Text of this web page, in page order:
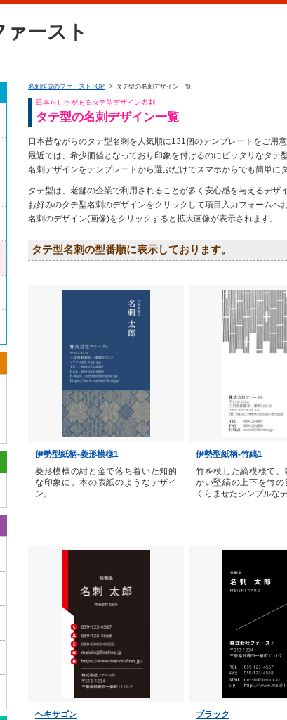
ースト
名刺作成のファーストTOP タテ型の名刺デザイン一覧
日本らしさがあるタテ型デザイン名刺
タテ型の名刺デザイン一覧
日本昔ながらのタテ型名刺を人気順に131個のテンプレートをご用意
最近では、希少価値となっており印象を付けるのにピッタリなタテ
名刺デザインをテンプレートから選ぶだけでスマホからでも簡単に
タテ型は、老舗の企業で利用されることが多く安心感を与えるデザ
お好みのタテ型名刺のデザインをクリックして項目入力フォームへ
名刺のデザイン(画像)をクリックすると拡大画像が表示されます。
タテ型名刺の型番順に表示しております。
伊勢型紙柄-菱形模様1
菱形模様の紺と金で落ち着いた知的
な印象に。本の表紙のようなデザイ
ン。
伊勢型紙柄-竹縞1
竹を模した縞模様で、
かい堅縞の上下を竹の
くらませたシンプルな
ヘキサゴン
ブラック